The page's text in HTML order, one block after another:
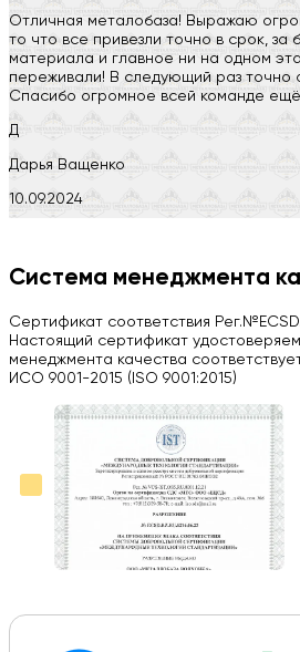
Отличная металобаза! Выражаю
то что все привезли точно в срок, за
материала и главное ни на одном
переживали! В следующий раз точно
Спасибо огромное всей команде ещё
Д
Дарья Ващенко
10.09.2024
H
03.09.2024
Вся работа выполнена в срок. Всем
Больше отзывов на Google Maps
Система менеджмента
Сертификат соответствия
Настоящий сертификат
менеджмента качества
ИСО 9001-2015 (ISO 9001:2015)